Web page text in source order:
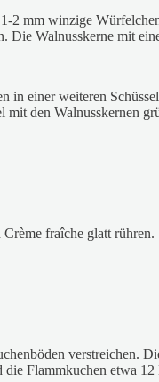
2 mm winzige
Die Walnusskerne mit
in einer weiteren
den Walnusskernen
fraîche glatt
verstreichen.
Flammkuchen etwa